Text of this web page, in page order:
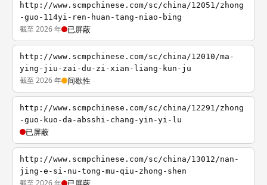
http://www.scmpchinese.com/sc/china/12051/zhong
-guo-114yi-ren-huan-tang-niao-bing
截至 2026 年 已屏蔽
http://www.scmpchinese.com/sc/china/12010/ma-
ying-jiu-zai-du-zi-xian-liang-kun-ju
截至 2026 年 间歇性
http://www.scmpchinese.com/sc/china/12291/zhong
-guo-kuo-da-absshi-chang-yin-yi-lu
已屏蔽
http://www.scmpchinese.com/sc/china/13012/nan-
jing-e-si-nu-tong-mu-qiu-zhong-shen
截至 2026 年